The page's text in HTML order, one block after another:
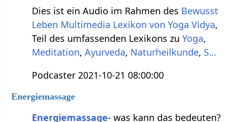
Dies ist ein Audio im Rahmen des Bewusst
Leben Multimedia Lexikon von Yoga Vidya,
Teil des umfassenden Lexikons zuYoga,
Meditation,Ayurveda, Naturheilkunde, S…
Podcaster 2021-10-21 08:00:00
Energiemassage
Energiemassage- was kann das bedeuten?